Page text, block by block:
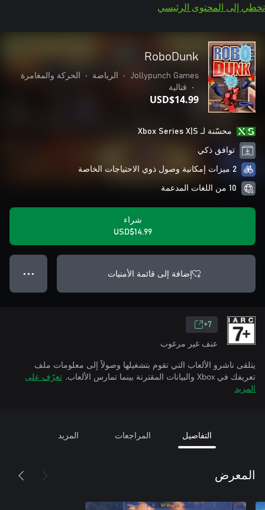
تخطي إلى المحتوى الرئيسي
RoboDunk
Jollypunch Games
• الرياضة •
الحركة والمغامرة
•
قتالية
USD$14.99
محسّنة لـ Xbox Series X|S
توافق ذكي
2 ميزات إمكانية وصول ذوي الاحتياجات الخاصة
10 من اللغات المدعمة
شراء
USD$14.99
إضافة إلى قائمة الأمنيات ● ● ●
7+
عنف غير مرغوب
يتلقى ناشرو الألعاب التي تقوم بتشغيلها وصولاً إلى معلومات ملف
تعريفك في Xbox والبيانات المقترنة بينما تمارس الألعاب.
تعرّف على
المزيد
التفاصيل المراجعات المزيد
المعرض